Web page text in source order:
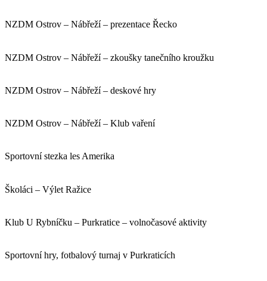
NZDM Ostrov – Nábřeží – prezentace Řecko
NZDM Ostrov – Nábřeží – zkoušky tanečního kroužku
NZDM Ostrov – Nábřeží – deskové hry
NZDM Ostrov – Nábřeží – Klub vaření
Sportovní stezka les Amerika
Školáci – Výlet Ražice
Klub U Rybníčku – Purkratice – volnočasové aktivity
Sportovní hry, fotbalový turnaj v Purkraticích